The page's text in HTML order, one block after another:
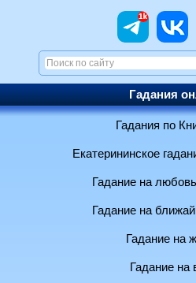
Гадания
Гадания по
Екатерининское
Гадание на
Гадание на
Гадание на
Гадание на